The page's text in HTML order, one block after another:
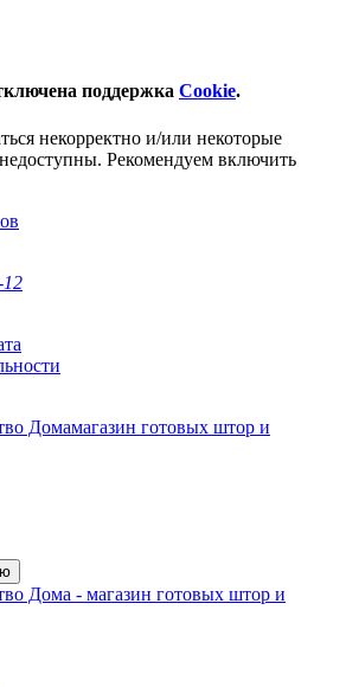
поддержка Cookie.
некорректно и/или некоторые
Рекомендуем включить
Домамагазин готовых штор и
Дома - магазин готовых штор и